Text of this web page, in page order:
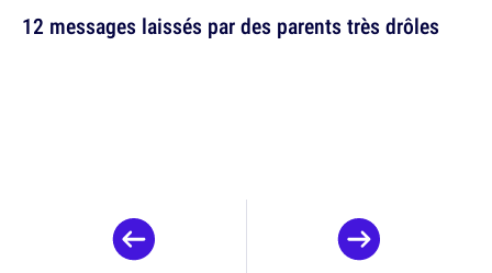
12 messages laissés par des parents très drôles